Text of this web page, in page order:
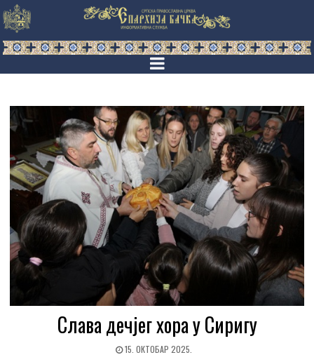
Слава дечјег хора у Сиригу
15. ОКТОБАР 2025.